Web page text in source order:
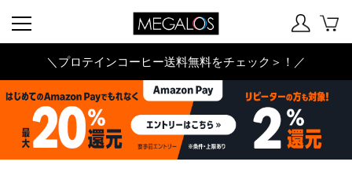
＼プロテインコーヒー送料無料をチェック＞！／